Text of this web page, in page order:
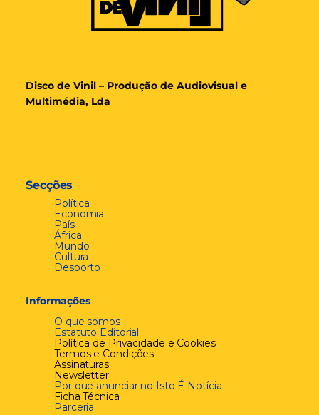
Disco de Vinil – Produção de Audiovisual e
Multimédia, Lda
Secções
Política
Economia
País
África
Mundo
Cultura
Desporto
Informações
O que somos
Estatuto Editorial
Política de Privacidade e Cookies
Termos e Condições
Assinaturas
Newsletter
Por que anunciar no Isto É Notícia
Ficha Técnica
Parceria